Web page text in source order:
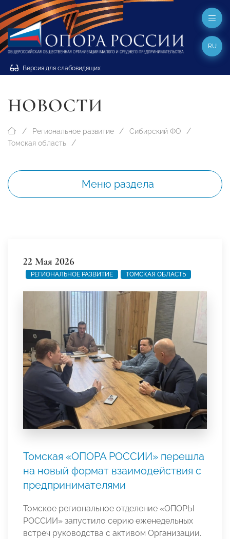
Версия для слабовидящих
RU
НОВОСТИ
Региональное развитие
Сибирский ФО
Томская область
Меню раздела
22 Мая 2026
РЕГИОНАЛЬНОЕ РАЗВИТИЕ ТОМСКАЯ ОБЛАСТЬ
Томская «ОПОРА РОССИИ» перешла
на новый формат взаимодействия с
предпринимателями
Томское региональное отделение «ОПОРЫ
РОССИИ» запустило серию еженедельных
встреч руководства с активом Организации.